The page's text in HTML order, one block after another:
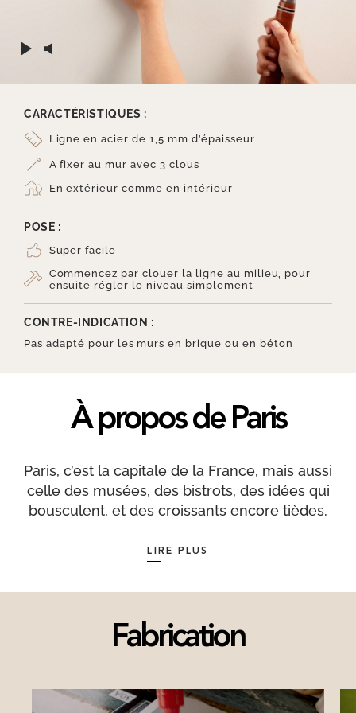
CARACTÉRISTIQUES :
Ligne en acier de 1,5 mm d’épaisseur
A fixer au mur avec 3 clous
En extérieur comme en intérieur
POSE :
Super facile
Commencez par clouer la ligne au milieu, pour
ensuite régler le niveau simplement
CONTRE-INDICATION :
Pas adapté pour les murs en brique ou en béton
À propos de Paris
Paris, c’est la capitale de la France, mais aussi
celle des musées, des bistrots, des idées qui
bousculent, et des croissants encore tièdes.
Droite et Rive Gauche, la ville a cette capacité
sans jamais perdre son style.
Ses monuments font partie du décor — la Tour
Eiffel, le Louvre, Notre-Dame — mais ce qui fait
Marais, l’élégance du 7e, le charme bohème de
LIRE PLUS
Fabrication